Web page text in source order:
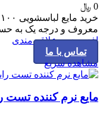
0 ﷼
معروف و درجه یک به
افزودن به علاقه مندی
تماس با ما
مشاهده سریع
مایع نرم کننده تست